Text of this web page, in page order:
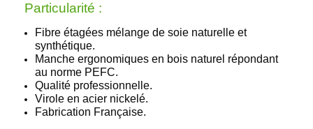
Particularité :
Fibre étagées mélange de soie naturelle et
synthétique.
Manche ergonomiques en bois naturel répondant
au norme PEFC.
Qualité professionnelle.
Virole en acier nickelé.
Fabrication Française.